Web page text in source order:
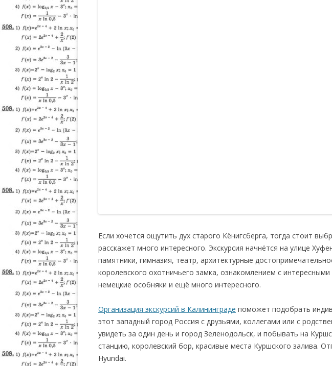
Если хочется ощутить дух старого Кёнигсберга, тогда стоит
расскажет много интересного. Экскурсия начнётся на улице
памятники, гимназия, театр, архитектурные
королевского охотничьего замка, ознакомлением с
немецкие особняки и ещё много интересного.
Организация экскурсий в Калининграде поможет подобрать
этот западный город Россия с друзьями, коллегами или с
увидеть за один день и город Зеленодольск, и побывать на
станцию, королевский бор, красивые места Куршского залива.
Hyundai.